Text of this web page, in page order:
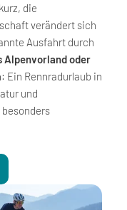
die
verändert sich
Ausfahrt durch
Alpenvorland oder
Ein Rennradurlaub in
und